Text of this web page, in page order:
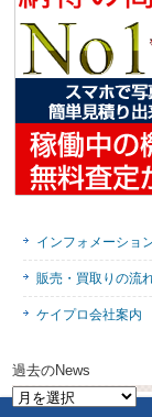
インフォメーショ
販売・買取りの流
ケイプロ会社案内
過去のNews
過